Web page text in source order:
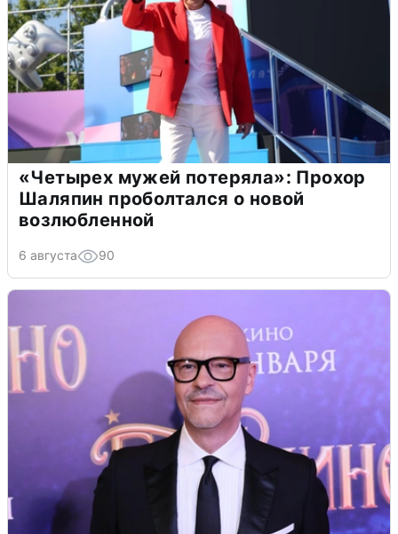
«Четырех мужей потеряла»: Прохор
Шаляпин проболтался о новой
возлюбленной
6 августа 90